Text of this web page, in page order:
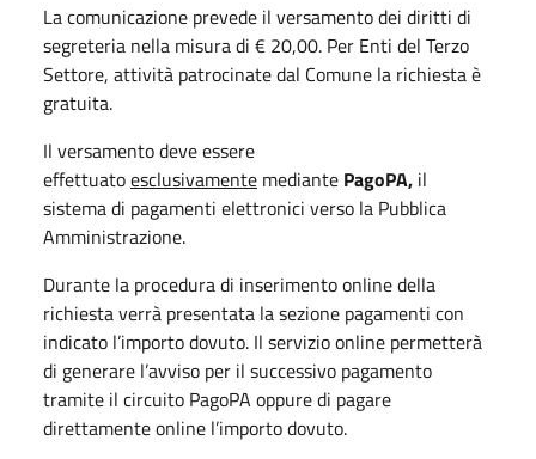
La comunicazione prevede il versamento dei diritti di
segreteria nella misura di € 20,00. Per Enti del Terzo
Settore, attività patrocinate dal Comune la richiesta è
gratuita.
Il versamento deve essere
effettuatoesclusivamente mediante PagoPA, il
sistema di pagamenti elettronici verso la Pubblica
Amministrazione.
Durante la procedura di inserimento online della
richiesta verrà presentata la sezione pagamenti con
indicato l’importo dovuto. Il servizio online permetterà
di generare l’avviso per il successivo pagamento
tramite il circuito PagoPA oppure di pagare
direttamente online l’importo dovuto.